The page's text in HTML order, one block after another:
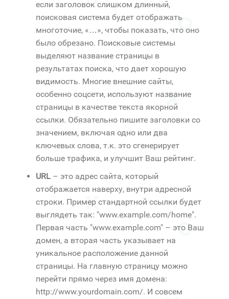
если заголовок слишком длинный,
поисковая система будет отображать
многоточие, «…», чтобы показать, что оно
было обрезано. Поисковые системы
выделяют название страницы в
результатах поиска, что дает хорошую
видимость. Многие внешние сайты,
особенно соцсети, используют название
страницы в качестве текста якорной
ссылки. Обязательно пишите заголовки со
значением, включая одно или два
ключевых слова, т.к. это сгенерирует
больше трафика, и улучшит Ваш рейтинг.
URL – это адрес сайта, который
отображается наверху, внутри адресной
строки. Пример стандартной ссылки будет
выглядеть так: "www.example.com/home".
Первая часть "www.example.com" – это Ваш
домен, а вторая часть указывает на
уникальное расположение данной
страницы. На главную страницу можно
перейти прямо через имя домена:
http://www.yourdomain.com/. И совсем